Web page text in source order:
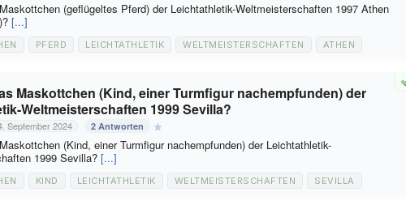
(geflügeltes Pferd) der Leichtathletik-Weltmeisterschaften 1997 Athen
[...]
PFERD LEICHTATHLETIK WELTMEISTERSCHAFTEN ATHEN
Maskottchen (Kind, einer Turmfigur nachempfunden) der
Weltmeisterschaften 1999 Sevilla?
September 2024 2 Antworten
(Kind, einer Turmfigur nachempfunden) der Leichtathletik-
1999 Sevilla? [...]
KIND LEICHTATHLETIK WELTMEISTERSCHAFTEN SEVILLA